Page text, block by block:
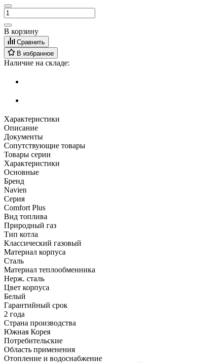
В корзину
Сравнить
В избранное
Наличие на складе:
Характеристики
Описание
Документы
Сопутствующие товары
Товары серии
Характеристики
Основные
Бренд
Navien
Серия
Comfort Plus
Вид топлива
Природный газ
Тип котла
Классический газовый
Материал корпуса
Сталь
Материал теплообменника
Нерж. сталь
Цвет корпуса
Белый
Гарантийный срок
2 года
Страна производства
Южная Корея
Потребительские
Область применения
Отопление и водоснабжение